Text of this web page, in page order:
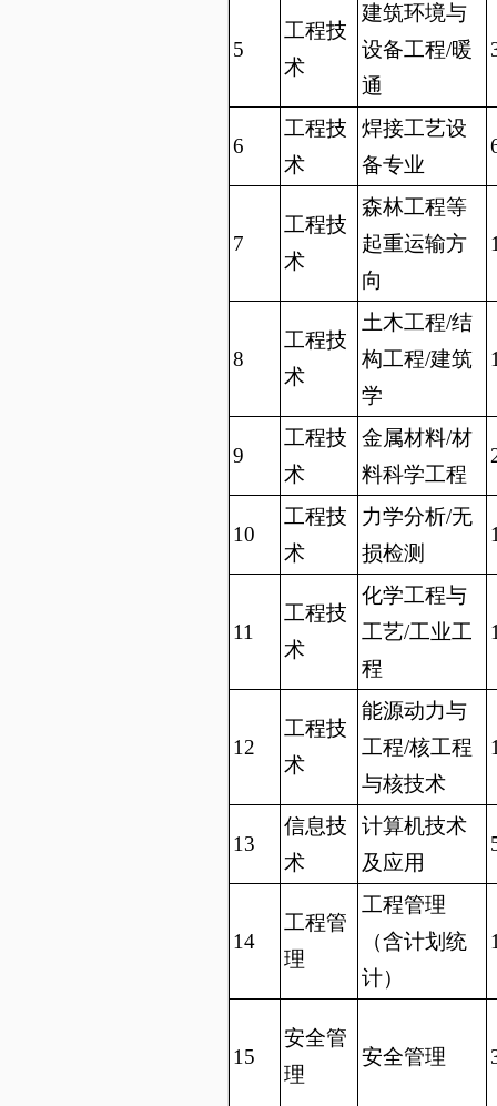
5
工程技
术
建筑环境与
设备工程/暖
通
6
工程技
术
焊接工艺设
备专业
7
工程技
术
森林工程等
起重运输方
向
8
工程技
术
土木工程/结
构工程/建筑
学
9
工程技
术
金属材料/材
料科学工程
10
工程技
术
力学分析/无
损检测
11
工程技
术
化学工程与
工艺/工业工
程
12
工程技
术
能源动力与
工程/核工程
与核技术
13
信息技
术
计算机技术
及应用
14
工程管
理
工程管理
（含计划统
计）
15
安全管
理
安全管理